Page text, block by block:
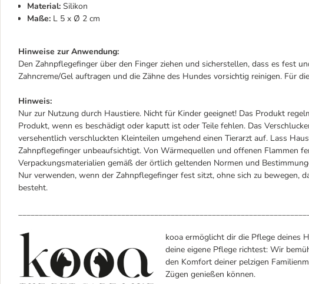
Material: Silikon
Maße: L 5 x Ø 2 cm
Hinweise zur Anwendung:
Den Zahnpflegefinger über den Finger ziehen und sicherstellen, dass es fest
Zahncreme/Gel auftragen und die Zähne des Hundes vorsichtig reinigen. Für
Hinweis:
Nur zur Nutzung durch Haustiere. Nicht für Kinder geeignet! Das Produkt
Produkt, wenn es beschädigt oder kaputt ist oder Teile fehlen. Das
versehentlich verschluckten Kleinteilen umgehend einen Tierarzt auf. Lass
Zahnpflegefinger unbeaufsichtigt. Von Wärmequellen und offenen Flammen
Verpackungsmaterialien gemäß der örtlich geltenden Normen und
Nur verwenden, wenn der Zahnpflegefinger fest sitzt, ohne sich zu bewegen,
besteht.
kooa ermöglicht dir die Pflege deines
deine eigene Pflege richtest: Wir
den Komfort deiner pelzigen
Zügen genießen können.